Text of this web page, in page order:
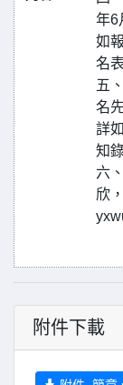
年6
如
名
五
名
詳
知
六
欣
附件下載